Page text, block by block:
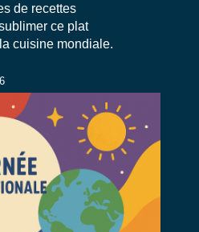
de recettes
ce plat
cuisine mondiale.